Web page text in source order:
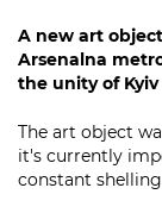
A new art
Arsenalna
the unity of
The art object
it's currently
constant